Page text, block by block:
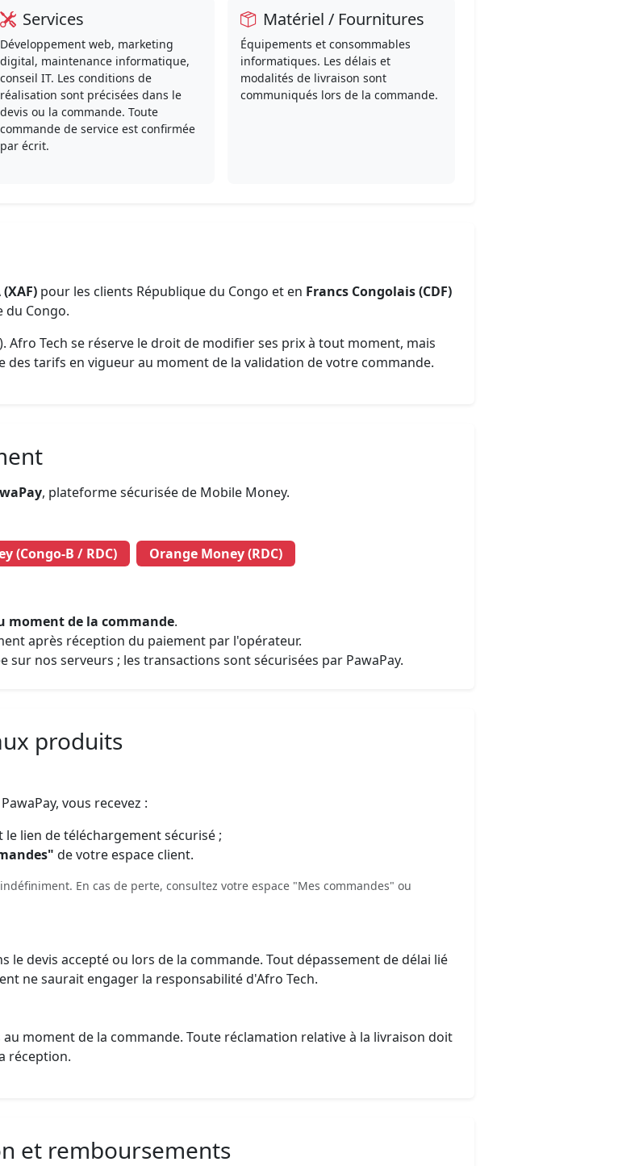
Services
Développement web, marketing
digital, maintenance informatique,
conseil IT. Les conditions de
réalisation sont précisées dans le
devis ou la commande. Toute
commande de service est confirmée
par écrit.
Matériel / Fournitures
Équipements et consommables
informatiques. Les délais et
modalités de livraison sont
communiqués lors de la commande.
pour les clients République du Congo et en Francs Congolais (CDF)
du Congo.
Afro Tech se réserve le droit de modifier ses prix à tout moment, mais
des tarifs en vigueur au moment de la validation de votre commande.
, plateforme sécurisée de Mobile Money.
(Congo-B / RDC)
Orange Money (RDC)
moment de la commande.
après réception du paiement par l'opérateur.
sur nos serveurs ; les transactions sont sécurisées par PawaPay.
produits
vous recevez :
le lien de téléchargement sécurisé ;
de votre espace client.
En cas de perte, consultez votre espace "Mes commandes" ou
le devis accepté ou lors de la commande. Tout dépassement de délai lié
ne saurait engager la responsabilité d'Afro Tech.
moment de la commande. Toute réclamation relative à la livraison doit
réception.
et remboursements